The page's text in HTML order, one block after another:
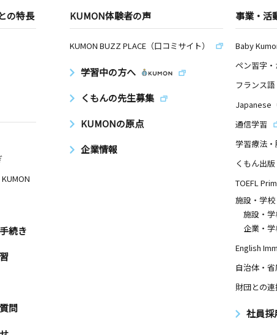
の特長
続き
問
KUMON体験者の声
KUMON BUZZ PLACE（口コミサイト）
学習中の方へ
くもんの先生募集
KUMONの原点
企業情報
事業・活
Baby
ペン習字
フランス
Japanese
通信学習
学習療法
くもん出版
TOEFL
施設・学
施設・
企業・
English
自治体・
財団との連
社員採